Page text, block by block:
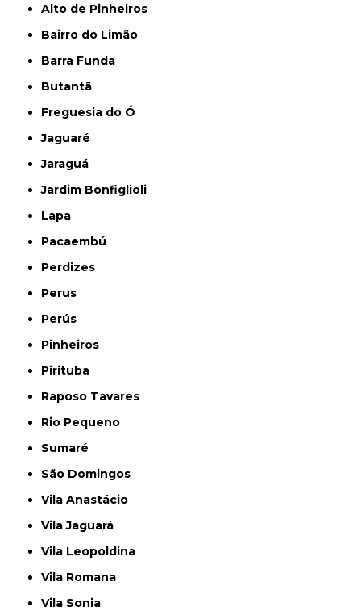
Alto de Pinheiros
Bairro do Limão
Barra Funda
Butantã
Freguesia do Ó
Jaguaré
Jaraguá
Jardim Bonfiglioli
Lapa
Pacaembú
Perdizes
Perus
Perús
Pinheiros
Pirituba
Raposo Tavares
Rio Pequeno
Sumaré
São Domingos
Vila Anastácio
Vila Jaguará
Vila Leopoldina
Vila Romana
Vila Sonia